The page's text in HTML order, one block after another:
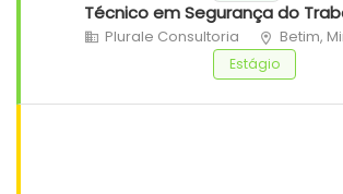
Técnico em Segurança do
Plurale Consultoria Betim,
Estágio